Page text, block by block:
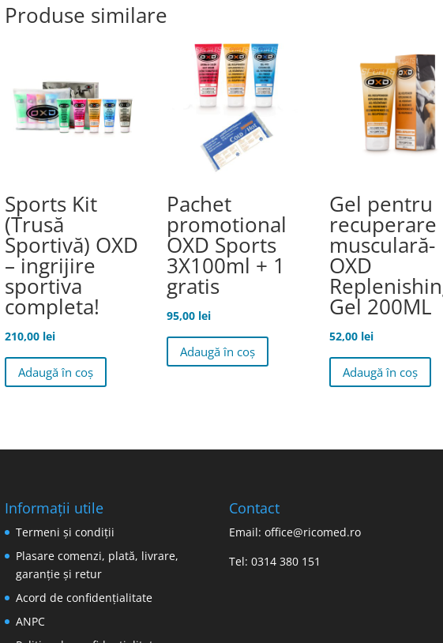
Produse similare
Sports Kit
(Trusă
Sportivă) OXD
– ingrijire
sportiva
completa!
210,00 lei
Adaugă în coș
Pachet
promotional
OXD Sports
3X100ml + 1
gratis
95,00 lei
Adaugă în coș
Gel pentru
recuperare
musculară-
OXD
Gel 200ML
52,00 lei
Adaugă în coș
Informații utile
Termeni și condiții
Plasare comenzi, plată, livrare,
garanție și retur
Acord de confidențialitate
ANPC
Contact
Email: office@ricomed.ro
Tel: 0314 380 151